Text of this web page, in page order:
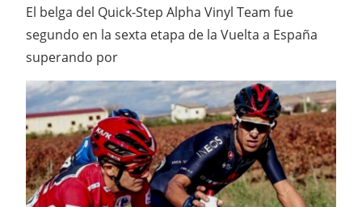
El belga del Quick-Step Alpha Vinyl Team fue
segundo en la sexta etapa de la Vuelta a España
superando por